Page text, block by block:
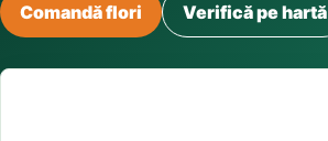
Comandă flori Verifică pe hartă